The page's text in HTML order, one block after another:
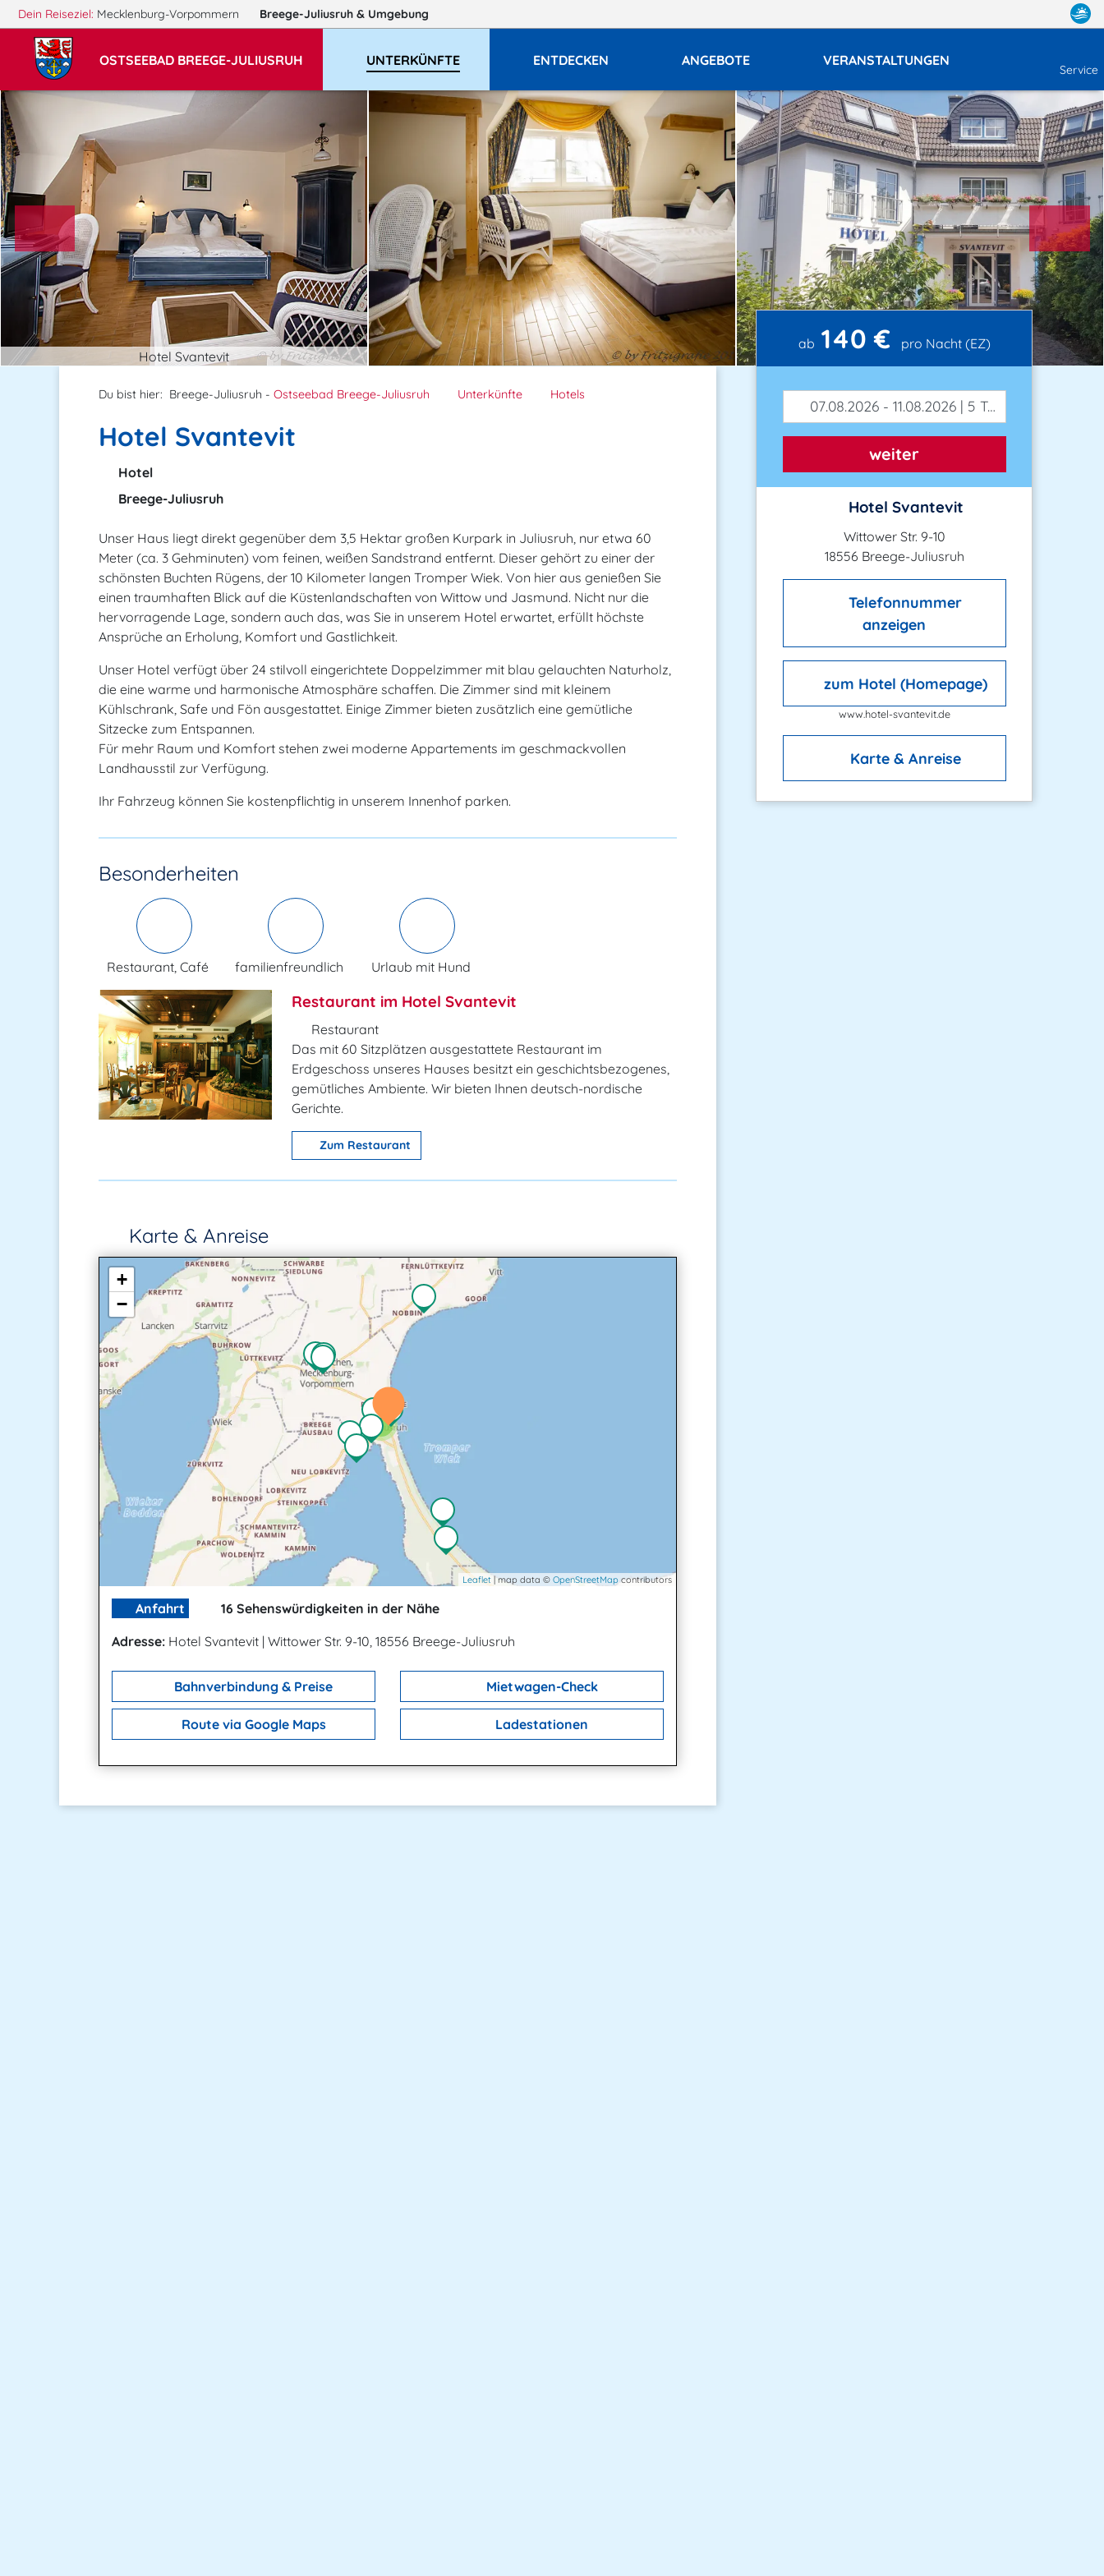
Dein Reiseziel: Mecklenburg-Vorpommern Breege-Juliusruh & Umgebung
OSTSEEBAD BREEGE-JULIUSRUH UNTERKÜNFTE ENTDECKEN ANGEBOTE VERANSTALTUNGEN
Service
Hotel Svantevit
Du bist hier: Breege-Juliusruh - Ostseebad Breege-Juliusruh Unterkünfte Hotels
Hotel Svantevit
Hotel
Breege-Juliusruh
Unser Haus liegt direkt gegenüber dem 3,5 Hektar großen Kurpark in Juliusruh, nur etwa 60
Meter (ca. 3 Gehminuten) vom feinen, weißen Sandstrand entfernt. Dieser gehört zu einer der
schönsten Buchten Rügens, der 10 Kilometer langen Tromper Wiek. Von hier aus genießen Sie
einen traumhaften Blick auf die Küstenlandschaften von Wittow und Jasmund. Nicht nur die
hervorragende Lage, sondern auch das, was Sie in unserem Hotel erwartet, erfüllt höchste
Ansprüche an Erholung, Komfort und Gastlichkeit.
Unser Hotel verfügt über 24 stilvoll eingerichtete Doppelzimmer mit blau gelauchten Naturholz,
die eine warme und harmonische Atmosphäre schaffen. Die Zimmer sind mit kleinem
Kühlschrank, Safe und Fön ausgestattet. Einige Zimmer bieten zusätzlich eine gemütliche
Sitzecke zum Entspannen.
Für mehr Raum und Komfort stehen zwei moderne Appartements im geschmackvollen
Landhausstil zur Verfügung.
Ihr Fahrzeug können Sie kostenpflichtig in unserem Innenhof parken.
Besonderheiten
Restaurant, Café familienfreundlich Urlaub mit Hund
Restaurant im Hotel Svantevit
Restaurant
Das mit 60 Sitzplätzen ausgestattete Restaurant im
Erdgeschoss unseres Hauses besitzt ein geschichtsbezogenes,
gemütliches Ambiente. Wir bieten Ihnen deutsch-nordische
Gerichte.
Zum Restaurant
Karte & Anreise
4
+
−
Leaflet | map data © OpenStreetMap contributors
Anfahrt
16 Sehenswürdigkeiten in der Nähe
Adresse: Hotel Svantevit | Wittower Str. 9-10, 18556 Breege-Juliusruh
Bahnverbindung & Preise Mietwagen-Check
Route via Google Maps Ladestationen
ab 140 € pro Nacht (EZ)
07.08.2026 - 11.08.2026 | 5 Tage
weiter
Hotel Svantevit
Wittower Str. 9-10
18556 Breege-Juliusruh
Telefonnummer
anzeigen
zum Hotel (Homepage)
www.hotel-svantevit.de
Karte & Anreise